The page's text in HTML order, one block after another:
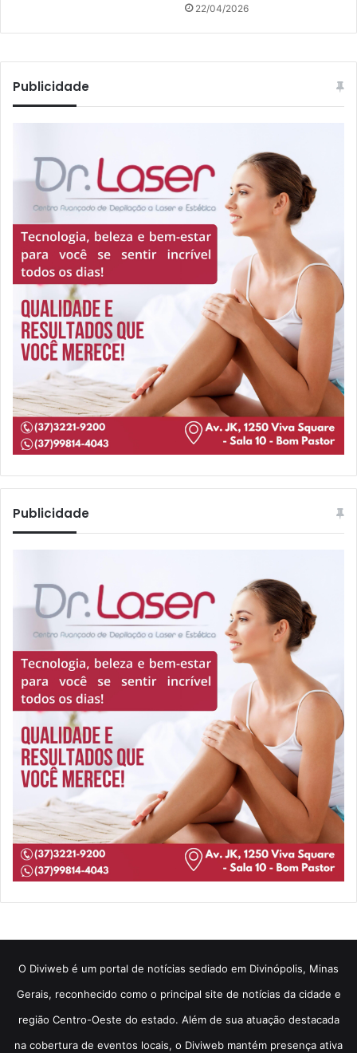
22/04/2026
Publicidade
Publicidade
​O Diviweb é um portal de notícias sediado em Divinópolis, Minas
Gerais, reconhecido como o principal site de notícias da cidade e
região Centro-Oeste do estado. Além de sua atuação destacada
na cobertura de eventos locais, o Diviweb mantém presença ativa